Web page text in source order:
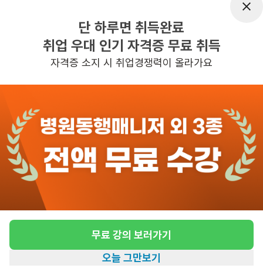
반경 3KM 이내의 일자리 확인하기
단 하루면 취득완료
취업 우대 인기 자격증 무료 취득
자격증 소지 시 취업경쟁력이 올라가요
무료 강의 보러가기
오늘 그만보기